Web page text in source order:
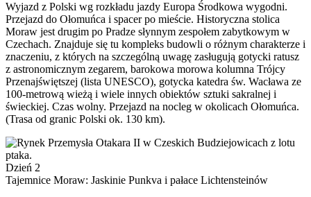
Wyjazd z Polski wg rozkładu jazdy Europa Środkowa wygodni.
Przejazd do Ołomuńca i spacer po mieście. Historyczna stolica
Moraw jest drugim po Pradze słynnym zespołem zabytkowym w
Czechach. Znajduje się tu kompleks budowli o różnym charakterze i
znaczeniu, z których na szczególną uwagę zasługują gotycki ratusz
z astronomicznym zegarem, barokowa morowa kolumna Trójcy
Przenajświętszej (lista UNESCO), gotycka katedra św. Wacława ze
100-metrową wieżą i wiele innych obiektów sztuki sakralnej i
świeckiej. Czas wolny. Przejazd na nocleg w okolicach Ołomuńca.
(Trasa od granic Polski ok. 130 km).
Dzień 2
Tajemnice Moraw: Jaskinie Punkva i pałace Lichtensteinów